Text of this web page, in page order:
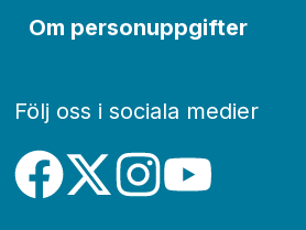
Om personuppgifter
Följ oss i sociala medier